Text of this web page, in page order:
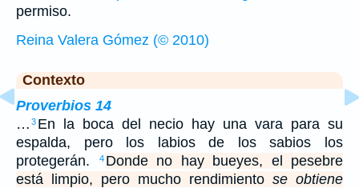
permiso.
Reina Valera Gómez (© 2010)
Contexto
Proverbios 14
… 3 En la boca del necio hay una vara para su
espalda, pero los labios de los sabios los
protegerán.
4 Donde no hay bueyes, el pesebre
está limpio, pero mucho rendimiento se obtiene